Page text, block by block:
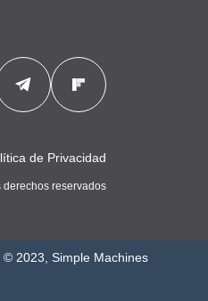
de Privacidad
derechos reservados
© 2023, Simple Machines